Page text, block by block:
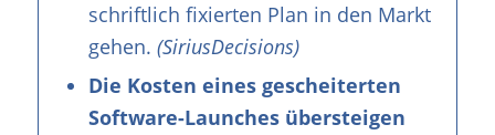
schriftlich fixierten Plan in den Markt
gehen. (SiriusDecisions)
Die Kosten eines gescheiterten
Software-Launches übersteigen